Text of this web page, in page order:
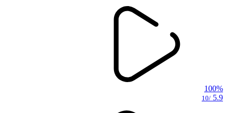
100%
5.9
/10